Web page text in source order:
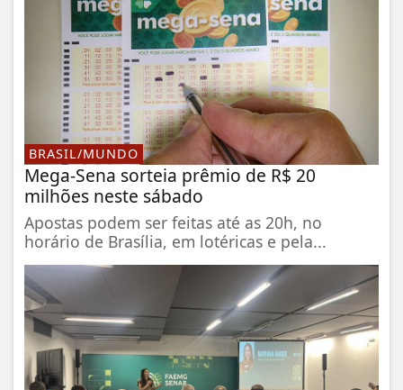
BRASIL/MUNDO
Mega-Sena sorteia prêmio de R$ 20
milhões neste sábado
Apostas podem ser feitas até as 20h, no
horário de Brasília, em lotéricas e pela...